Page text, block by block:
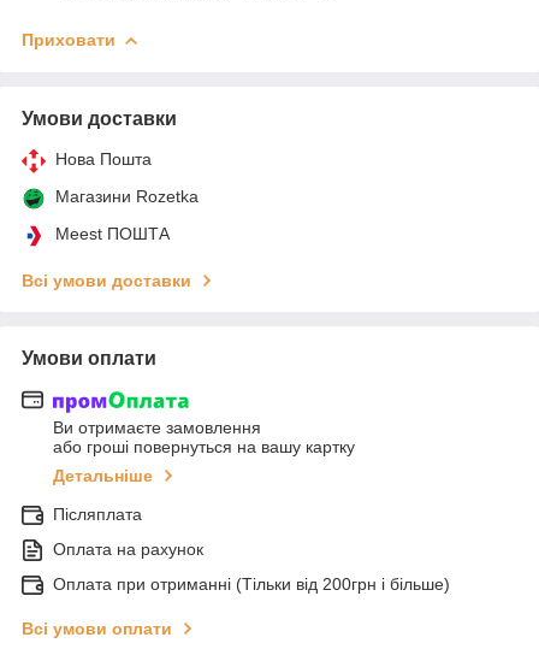
Приховати
Умови доставки
Нова Пошта
Магазини Rozetka
Meest ПОШТА
Всі умови доставки
Умови оплати
Ви отримаєте замовлення
або гроші повернуться на вашу картку
Детальніше
Післяплата
Оплата на рахунок
Оплата при отриманні (Тільки від 200грн і більше)
Всі умови оплати